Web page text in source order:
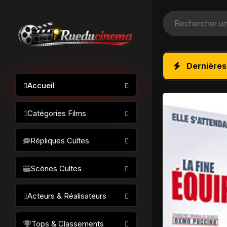
Accueil
Catégories Films
Science-fiction
Drame / Thriller
Comédie/humour
Horreur
Fantastique
Répliques Cultes
Scènes Cultes
Acteurs & Réalisateurs
Tops & Classements